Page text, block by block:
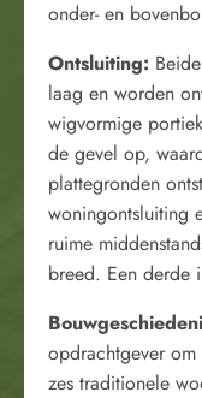
onder- en
Ontsluiting:
laag en worden
wigvormige
de gevel op,
plattegronden
woningontsluiting
ruime
breed. Een derde
opdrachtgever om
zes traditionele